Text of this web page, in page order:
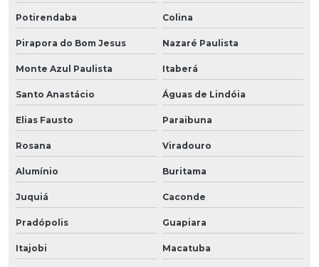
Potirendaba Colina
Pirapora do Bom Jesus Nazaré Paulista
Monte Azul Paulista Itaberá
Santo Anastácio Águas de Lindóia
Elias Fausto Paraibuna
Rosana Viradouro
Alumínio Buritama
Juquiá Caconde
Pradópolis Guapiara
Itajobi Macatuba